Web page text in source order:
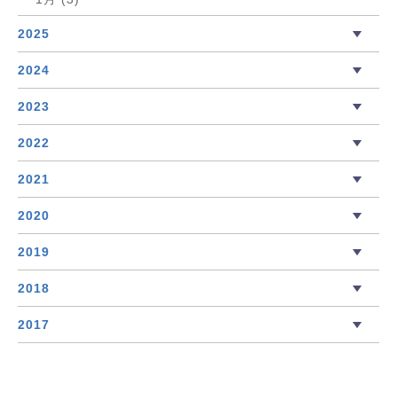
2025
2024
2023
2022
2021
2020
2019
2018
2017